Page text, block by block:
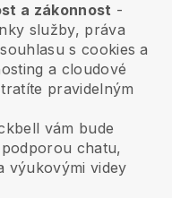
a zákonnost -
služby, práva
s cookies a
a cloudové
pravidelným
vám bude
chatu,
výukovými videy